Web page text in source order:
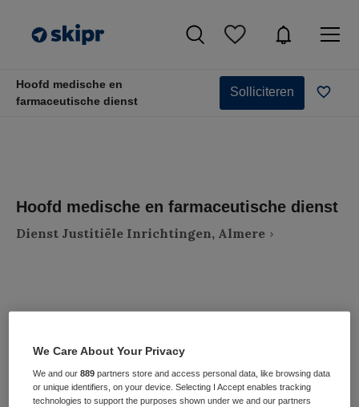
Hoofd medische en
farmaceutische dienst
Solliciteren
Hoofd medische en farmaceutische dienst
Dienst Justitiële Inrichtingen, Almere
Zorgmanagement
BRANCHE
Overige
AANSTELLING
Vaste aanstelling
We Care About Your Privacy
We and our889 partners store and access personal data, like browsing data
or unique identifiers, on your device. Selecting I Accept enables tracking
technologies to support the purposes shown under we and our partners